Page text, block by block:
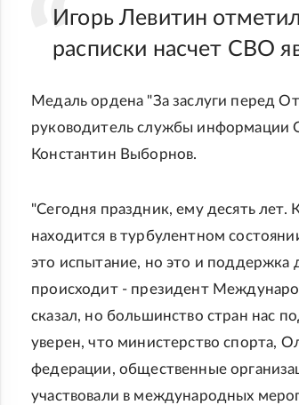
Игорь Левитин
расписки насчет СВО
Медаль ордена "За заслуги перед
руководитель службы информации
Константин Выборнов.
"Сегодня праздник, ему десять
находится в турбулентном
это испытание, но это и поддержка
происходит - президент
сказал, но большинство стран нас
уверен, что министерство спорта,
федерации, общественные
участвовали в международных